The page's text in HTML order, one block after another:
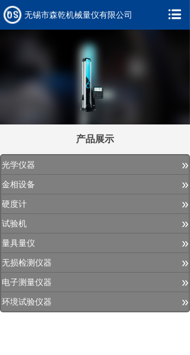
产品展示
光学仪器 »
金相设备 »
硬度计 »
试验机 »
量具量仪 »
无损检测仪器 »
电子测量仪器 »
环境试验仪器 »
无锡市森乾机械量仪有限公司